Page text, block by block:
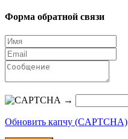
Форма обратной связи
→
Обновить капчу (CAPTCHA)